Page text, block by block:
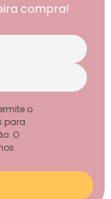
compra!
o
para
O